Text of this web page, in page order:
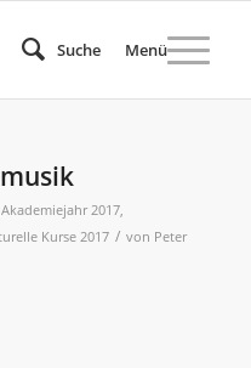
Suche Menü
Akademiejahr 2017,
Kurse 2017 / von Peter